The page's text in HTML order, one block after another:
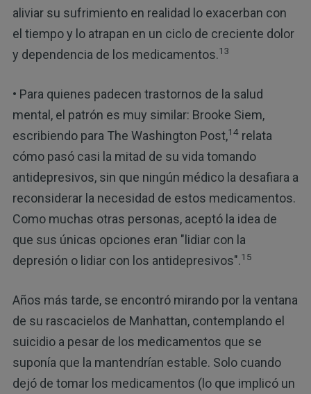
aliviar su sufrimiento en realidad lo exacerban con
el tiempo y lo atrapan en un ciclo de creciente dolor
y dependencia de los medicamentos.13
• Para quienes padecen trastornos de la salud
mental, el patrón es muy similar: Brooke Siem,
escribiendo para The Washington Post,14relata
cómo pasó casi la mitad de su vida tomando
antidepresivos, sin que ningún médico la desafiara a
reconsiderar la necesidad de estos medicamentos.
Como muchas otras personas, aceptó la idea de
que sus únicas opciones eran "lidiar con la
depresión o lidiar con los antidepresivos".15
Años más tarde, se encontró mirando por la ventana
de su rascacielos de Manhattan, contemplando el
suicidio a pesar de los medicamentos que se
suponía que la mantendrían estable. Solo cuando
dejó de tomar los medicamentos (lo que implicó un